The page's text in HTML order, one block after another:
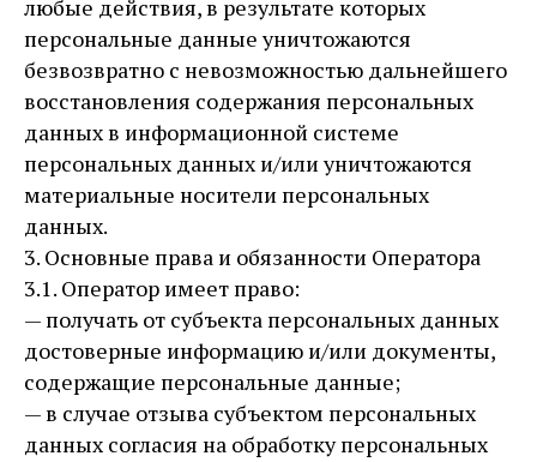
любые действия, в результате которых
персональные данные уничтожаются
безвозвратно с невозможностью дальнейшего
восстановления содержания персональных
данных в информационной системе
персональных данных и/или уничтожаются
материальные носители персональных
данных.
3. Основные права и обязанности Оператора
3.1. Оператор имеет право:
— получать от субъекта персональных данных
достоверные информацию и/или документы,
содержащие персональные данные;
— в случае отзыва субъектом персональных
данных согласия на обработку персональных